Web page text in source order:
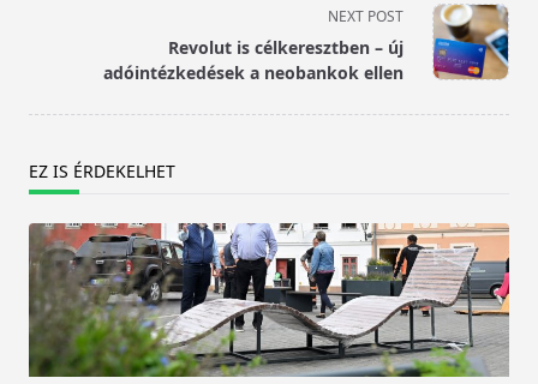
text">Page</span>
NEXT POST
Revolut is célkeresztben – új
adóintézkedések a neobankok ellen
EZ IS ÉRDEKELHET